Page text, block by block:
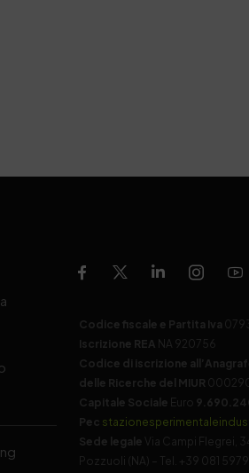
Codice fiscale e Partita Iva
Iscrizione REA NA 920756
Codice di iscrizione
delle Ricerche del MIUR
Capitale Sociale Euro
Pec
Sede legale
Via Campi Flegrei,
Pozzuoli (NA) – Tel. +39 081